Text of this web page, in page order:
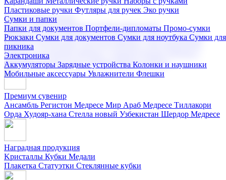
Пластиковые ручки Футляры для ручек Эко ручки
Сумки и папки
Папки для документов Портфели-дипломаты Промо-сумки
Рюкзаки Сумки для документов Сумки для ноутбука Сумки для
пикника
Электроника
Аккумуляторы Зарядные устройства Колонки и наушники
Мобильные аксессуары Увлажнители Флешки
Подарочные наборы
Бизнес наборыКофейные наборы Кошельки
Наборы из кожиНаборы ручекНаборы с аккумуляторами
Наборы с бутылками для воды
Наборы с ежедневниками
Наборы с кружками
флешкамиНовогодние наборыЧайные наборы
Премиум сувенир
Ансамбль Регистон Медресе Мир Араб Медресе Тиллакори
Орда Худояр-хана Стелла новый Узбекистан Шердор Медресе
Наградная продукция
Kристаллы Кубки Медали
Плакетка Статуэтки Стеклянные кубки